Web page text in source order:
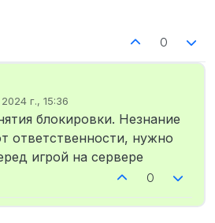
0
г., 15:36
блокировки. Незнание
ответственности, нужно
игрой на сервере
0